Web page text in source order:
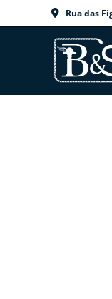
para
Rua das